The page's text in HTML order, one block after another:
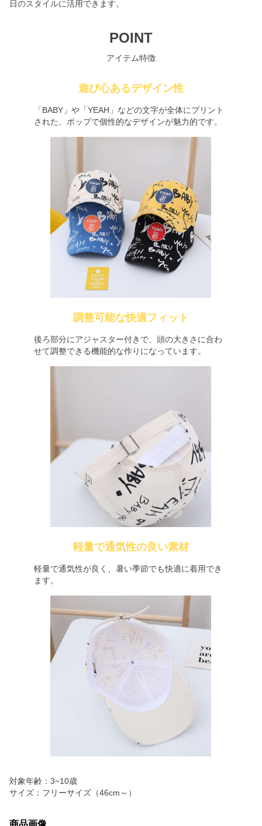
日のスタイルに活用できます。
POINT
アイテム特徴
遊び心あるデザイン性
「BABY」や「YEAH」などの文字が全体にプリント
された、ポップで個性的なデザインが魅力的です。
調整可能な快適フィット
後ろ部分にアジャスター付きで、頭の大きさに合わ
せて調整できる機能的な作りになっています。
軽量で通気性の良い素材
軽量で通気性が良く、暑い季節でも快適に着用でき
ます。
対象年齢：3~10歳
サイズ：フリーサイズ（46cm～）
商品画像